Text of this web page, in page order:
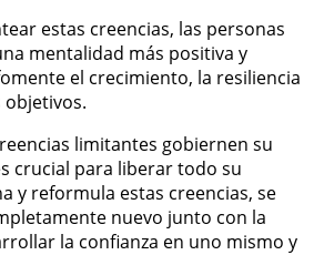
estas creencias, las personas
mentalidad más positiva y
el crecimiento, la resiliencia
objetivos.
limitantes gobiernen su
crucial para liberar todo su
y reformula estas creencias, se
nuevo junto con la
la confianza en uno mismo y